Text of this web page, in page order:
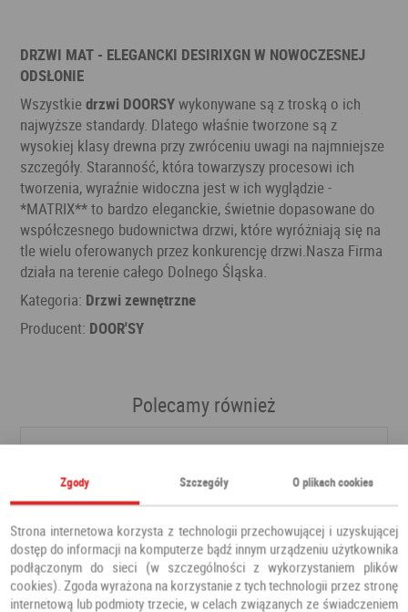
DRZWI MAT - ELEGANCKI DESIRIXGN W NOWOCZESNEJ
ODSŁONIE
Wszystkiedrzwi DOORSYwykonywane są z troską o ich
najwyższe standardy. Dlatego właśnie tworzone są z
wysokiej klasy drewna przy zwróceniu uwagi na najmniejsze
szczegóły. Staranność, która towarzyszy procesowi ich
tworzenia, wyraźnie widoczna jest w ich wyglądzie -
*MATRIX** to bardzo eleganckie, świetnie dopasowane do
współczesnego budownictwa drzwi, które wyróżniają się na
tle wielu oferowanych przez konkurencję drzwi.Nasza Firma
działa na terenie całego Dolnego Śląska.
Kategoria: Drzwi zewnętrzne
Producent: DOOR'SY
Polecamy również
Zgody Szczegóły O plikach cookies
Strona internetowa korzysta z technologii przechowującej i uzyskującej
dostęp do informacji na komputerze bądź innym urządzeniu użytkownika
podłączonym do sieci (w szczególności z wykorzystaniem plików
cookies). Zgoda wyrażona na korzystanie z tych technologii przez stronę
internetową lub podmioty trzecie, w celach związanych ze świadczeniem